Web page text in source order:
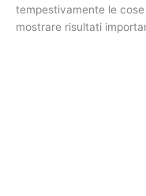
tempestivamente le
mostrare risultati